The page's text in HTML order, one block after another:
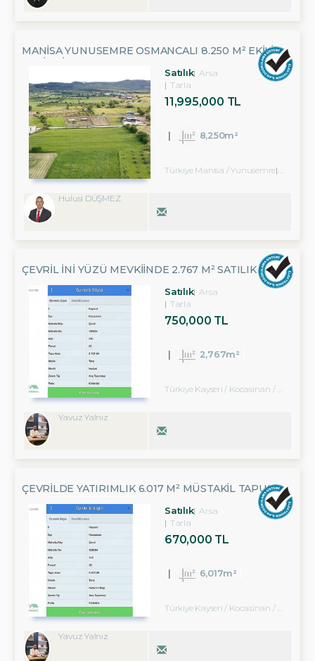
MANISA YUNUSEMRE OSMANCALI 8.250 M² EKILI
VERIMLI TARLA
Satılık Arsa
Tarla
11,995,000 TL
8,250m²
Türkiye Manisa / Yunusemre /
Hulusi DÜŞMEZ
ÇEVRİL İNİ YÜZÜ MEVKİİNDE 2.767 M² SATILIK TARLA
Satılık Arsa
Tarla
750,000 TL
2,767m²
Türkiye Kayseri / Kocasinan / Merkez
Yavuz Yalnız
ÇEVRİLDE YATIRIMLIK 6.017 M² MÜSTAKİL TAPULU
Satılık Arsa
Tarla
670,000 TL
6,017m²
Türkiye Kayseri / Kocasinan / Merkez
Yavuz Yalnız